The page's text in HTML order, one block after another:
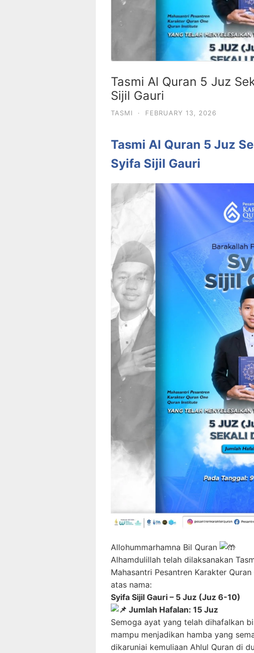
Tasmi Al Quran 5 Juz
Sijil Gauri
TASMI · FEBRUARY 13, 2026
Tasmi Al Quran 5 Juz
Syifa Sijil Gauri
Allohummarhamna Bil Quran
Alhamdulillah telah dilaksanakan
Mahasantri Pesantren Karakter
atas nama:
Syifa Sijil Gauri – 5 Juz (Juz 6-10)
Jumlah Hafalan: 15 Juz
Semoga ayat yang telah dihafalkan
mampu menjadikan hamba yang
dikaruniai kemuliaan Ahlul Quran di